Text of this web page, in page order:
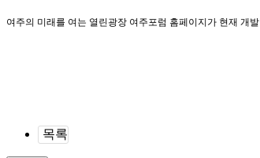
여주의 미래를 여는 열린광장 여주포럼 홈페이지가 현재 개
목록